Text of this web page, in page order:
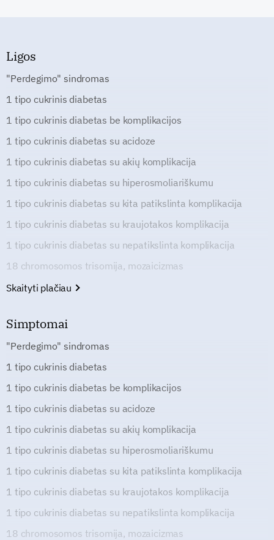
Ligos
"Perdegimo" sindromas
1 tipo cukrinis diabetas
1 tipo cukrinis diabetas be komplikacijos
1 tipo cukrinis diabetas su acidoze
1 tipo cukrinis diabetas su akių komplikacija
1 tipo cukrinis diabetas su hiperosmoliariškumu
1 tipo cukrinis diabetas su kita patikslinta komplikacija
1 tipo cukrinis diabetas su kraujotakos komplikacija
1 tipo cukrinis diabetas su nepatikslinta komplikacija
18 chromosomos trisomija, mozaicizmas
Skaityti plačiau
Simptomai
"Perdegimo" sindromas
1 tipo cukrinis diabetas
1 tipo cukrinis diabetas be komplikacijos
1 tipo cukrinis diabetas su acidoze
1 tipo cukrinis diabetas su akių komplikacija
1 tipo cukrinis diabetas su hiperosmoliariškumu
1 tipo cukrinis diabetas su kita patikslinta komplikacija
1 tipo cukrinis diabetas su kraujotakos komplikacija
1 tipo cukrinis diabetas su nepatikslinta komplikacija
18 chromosomos trisomija, mozaicizmas